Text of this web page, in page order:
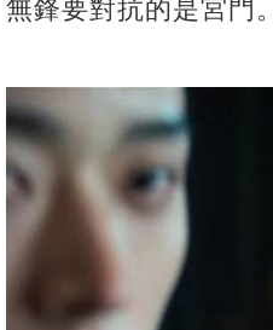
無鋒要對抗的是宮門